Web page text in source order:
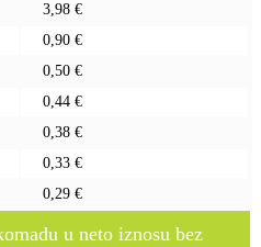
3,98 €
0,90 €
0,50 €
0,44 €
0,38 €
0,33 €
0,29 €
u neto iznosu bez